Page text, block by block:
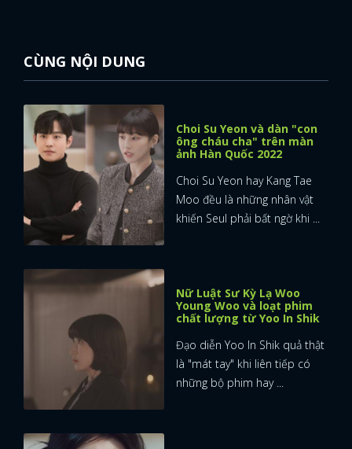
CÙNG NỘI DUNG
Choi Su Yeon và dàn "con
ông cháu cha" trên màn
ảnh Hàn Quốc 2022
Choi Su Yeon hay Kang Tae
Moo đều là những nhân vật
khiến Seul phải bất ngờ khi ...
Nữ Luật Sư Kỳ Lạ Woo
Young Woo và loạt phim
chất lượng từ Yoo In Shik
Đạo diễn Yoo In Shik quả thật
là "mát tay" khi liên tiếp có
những bộ phim hay ...